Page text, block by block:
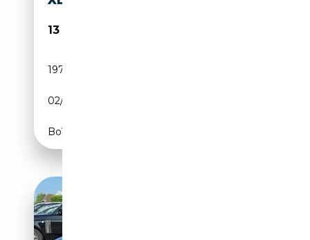
13 499€
197 000 km
02/2015
Boîte automatique